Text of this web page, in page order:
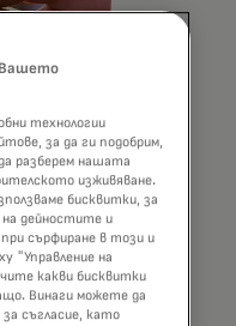
лесни
лесни и
между сметки
всички
Вашето
технологии
за да ги подобрим,
разберем нашата
изживяване.
бисквитки, за
на дейностите и
сърфиране в този и
"Управление на
какви бисквитки
Винаги можете да
съгласие, като